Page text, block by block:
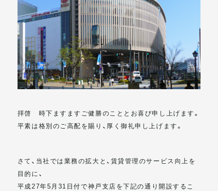
メールマガジン
拝啓 時下ますますご健勝のこととお喜び申し上げます。
平素は格別のご高配を賜り、厚く御礼申し上げます。
さて、当社では業務の拡大と、賃貸管理のサービス向上を
目的に、
平成27年5月31日付で神戸支店を下記の通り開設するこ